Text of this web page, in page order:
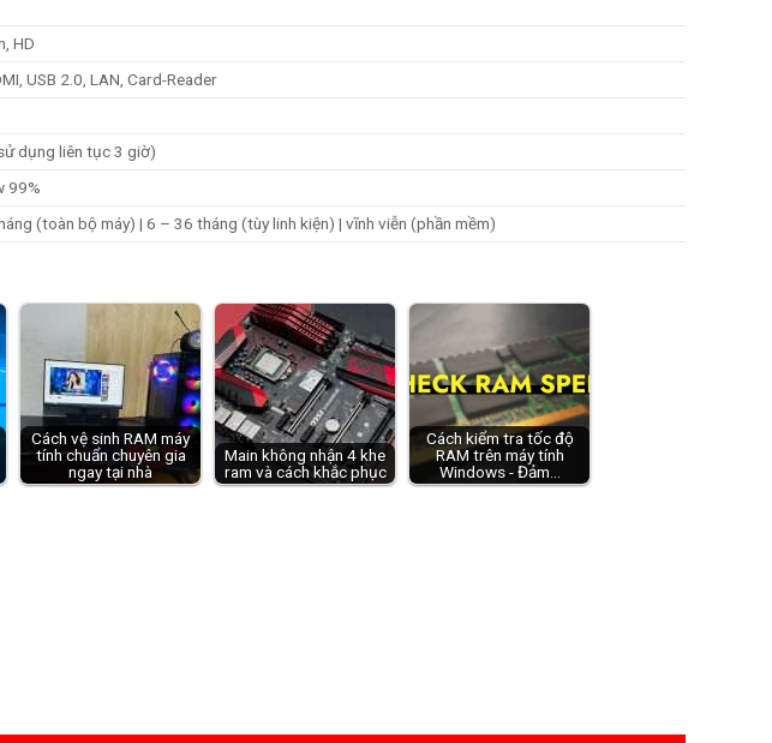
HD
USB 2.0, LAN, Card-Reader
dụng liên tục 3 giờ)
99%
(toàn bộ máy) | 6 – 36 tháng (tùy linh kiện) | vĩnh viễn (phần mềm)
Cách vệ sinh RAM máy
tính chuẩn chuyên gia
ngay tại nhà
Main không nhận 4 khe
ram và cách khắc phục
Cách kiểm tra tốc độ
RAM trên máy tính
Windows - Đảm…